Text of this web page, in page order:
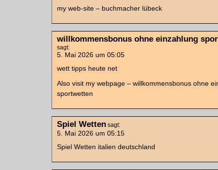
my web-site – buchmacher lübeck
willkommensbonus ohne einzahlung
sagt:
5. Mai 2026 um 05:05
wett tipps heute net
Also visit my webpage – willkommensbonus ohne
sportwetten
Spiel Wetten sagt:
5. Mai 2026 um 05:15
Spiel Wetten italien deutschland